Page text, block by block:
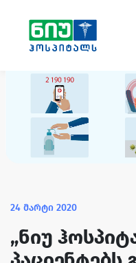
24 მარტი 2020
„ნიუ